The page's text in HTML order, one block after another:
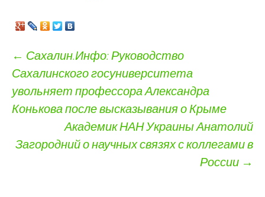
Навигация по записям
← Сахалин.Инфо: Руководство
Сахалинского госуниверситета
увольняет профессора Александра
Конькова после высказывания о Крыме
Академик НАН Украины Анатолий
Загородний о научных связях с коллегами в
России →